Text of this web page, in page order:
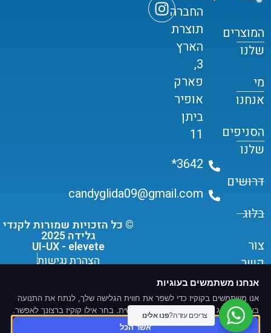
המוצרים
שלנו
מי
אנחנו
הסניפים
שלנו
דרושים
בלוג
צור
קשר
החברה
תוצרת
הארץ
3,
פארק
אופיר
ביתן
11
3642*
candyglida09@gmail.com
הצהרת נגישות
© כל הזכויות שמורות לקנדי
גלידה 2025
UI-UX - elevete
צריכים עזרה?פנו אלינו
אנחנו משתמשים בעוגיות
אנו משתמשים בקוקיז כדי לשפר את חווית הגלישה שלך, לנתח את התנועה
באתר ולהציג תוכן ומודעות מותאמים אישית. בחר אילו קוקיז ברצונך לאפשר.
אשר הכל